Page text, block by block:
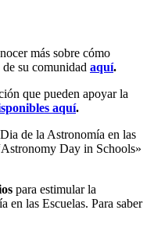
más sobre cómo
su comunidad aquí.
que pueden apoyar la
aquí.
de la Astronomía en las
Day in Schools»
para estimular la
en las Escuelas. Para saber